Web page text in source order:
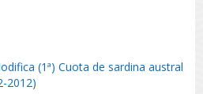
(1ª) Cuota de sardina austral
2012)